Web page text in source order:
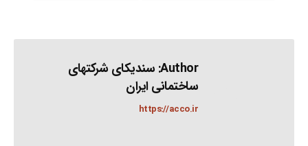
Author: سندیکای شرکتهای
ساختمانی ایران
https://acco.ir